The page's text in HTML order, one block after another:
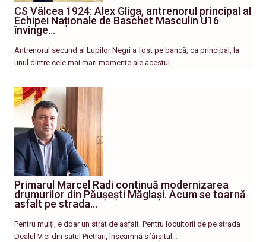
CS Vâlcea 1924: Alex Gliga, antrenorul principal al
Echipei Naționale de Baschet Masculin U16
învinge…
Antrenorul secund al Lupilor Negri a fost pe bancă, ca principal, la
unul dintre cele mai mari momente ale acestui…
Primarul Marcel Radi continuă modernizarea
drumurilor din Păușești Măglași. Acum se toarnă
asfalt pe strada…
Pentru mulți, e doar un strat de asfalt. Pentru locuitorii de pe strada
Dealul Viei din satul Pietrari, înseamnă sfârșitul…